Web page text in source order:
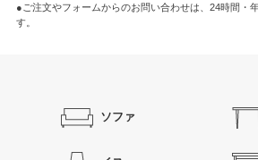
●ご注文やフォームからのお問い合わせは、 24時間・
す。
ソファ